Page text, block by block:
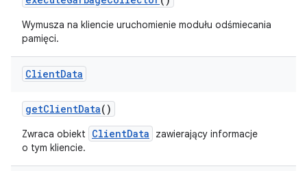
Wymusza na kliencie uruchomienie modułu odśmiecania
pamięci.
ClientData
getClientData()
Zwraca obiekt ClientData
zawierający informacje
o tym kliencie.